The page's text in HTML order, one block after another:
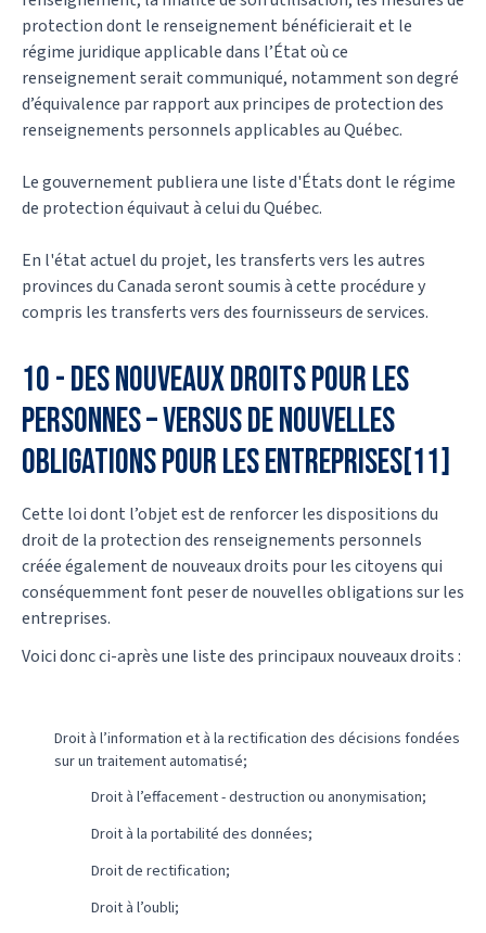
protection dont le renseignement bénéficierait et le
régime juridique applicable dans l’État où ce
renseignement serait communiqué, notamment son degré
d’équivalence par rapport aux principes de protection des
renseignements personnels applicables au Québec.
Le gouvernement publiera une liste d'États dont le régime
de protection équivaut à celui du Québec.
En l'état actuel du projet, les transferts vers les autres
provinces du Canada seront soumis à cette procédure y
compris les transferts vers des fournisseurs de services.
10 - Des nouveaux droits pour les
personnes – versus de nouvelles
obligations pour les entreprises[11]
Cette loi dont l’objet est de renforcer les dispositions du
droit de la protection des renseignements personnels
créée également de nouveaux droits pour les citoyens qui
conséquemment font peser de nouvelles obligations sur les
entreprises.
Voici donc ci-après une liste des principaux nouveaux droits :
Droit à l’information et à la rectification des décisions fondées
sur un traitement automatisé;
Droit à l’effacement - destruction ou anonymisation;
Droit à la portabilité des données;
Droit de rectification;
Droit à l’oubli;